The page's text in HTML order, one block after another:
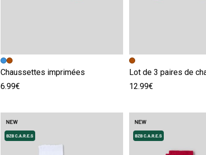
Image précédente
Image suivante
Chaussettes imprimées
6.99€
Image précédente
Image suivante
12.99€